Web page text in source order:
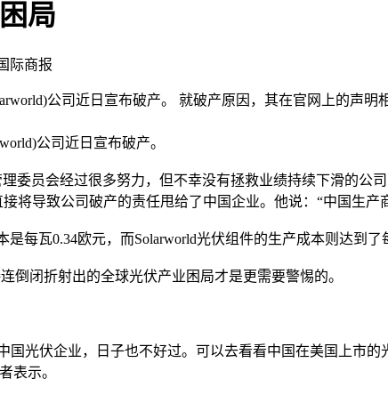
局
际商报
公司近日宣布破产。 就破产原因，其在官网上的声明
公司近日宣布破产。
员会经过很多努力，但不幸没有拯救业绩持续下滑的公
将导致公司破产的责任甩给了中国企业。他说：“中国生产
瓦0.34欧元，而Solarworld光伏组件的生产成本则达到了
闭折射出的全球光伏产业困局才是更需要警惕的。
光伏企业，日子也不好过。可以去看看中国在美国上市
表示。